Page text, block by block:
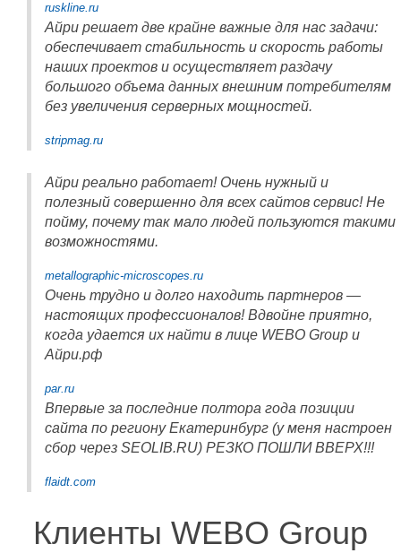
ruskline.ru
Айри решает две крайне важные для нас задачи:
обеспечивает стабильность и скорость работы
наших проектов и осуществляет раздачу
большого объема данных внешним потребителям
без увеличения серверных мощностей.
stripmag.ru
Айри реально работает! Очень нужный и
полезный совершенно для всех сайтов сервис! Не
пойму, почему так мало людей пользуются такими
возможностями.
metallographic-microscopes.ru
Очень трудно и долго находить партнеров —
настоящих профессионалов! Вдвойне приятно,
когда удается их найти в лице WEBO Group и
Айри.рф
par.ru
Впервые за последние полтора года позиции
сайта по региону Екатеринбург (у меня настроен
сбор через SEOLIB.RU) РЕЗКО ПОШЛИ ВВЕРХ!!!
flaidt.com
Клиенты WEBO Group